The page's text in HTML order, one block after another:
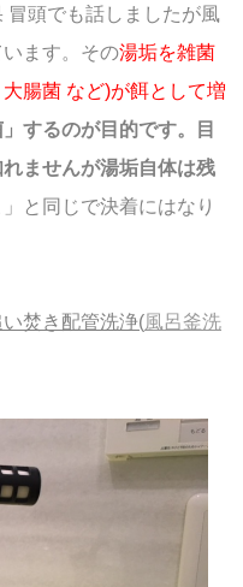
冒頭でも話しましたが風
ます。 その湯垢を雑菌
腸菌 など)が餌として増
」するのが目的です。目
ませんが湯垢自体は残
と同じで決着にはなり
い焚き配管洗浄(風呂釜洗